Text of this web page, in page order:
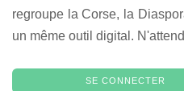
regroupe la Corse, la
un même outil digital.
SE CONNECTER